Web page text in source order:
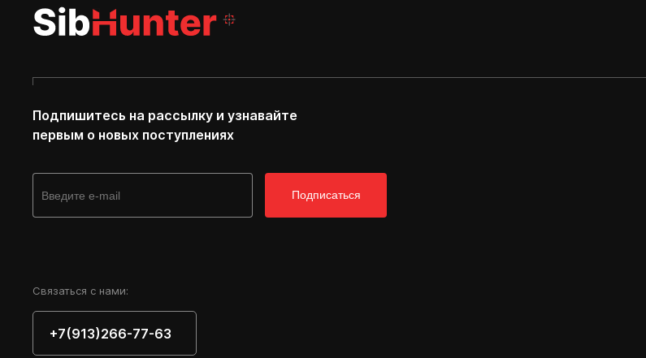
Подпишитесь на рассылку и узнавайте
первым о новых поступлениях
Подписаться
Cвязаться с нами:
+7(913)266-77-63